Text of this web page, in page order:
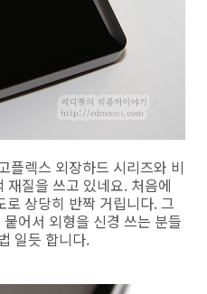
플렉스 외장하드 시리즈와 비
재질을 쓰고 있네요. 처음에
상당히 반짝 거립니다. 그
어서 외형을 신경 쓰는 분들
일듯 합니다.